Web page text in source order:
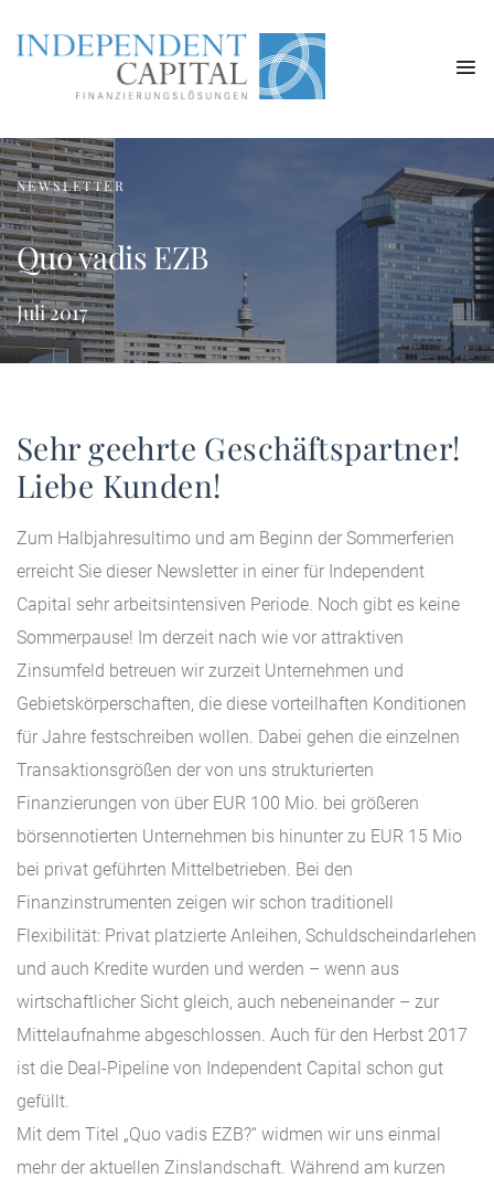
NEWSLETTER
Quo vadis EZB
Juli 2017
Sehr geehrte Geschäftspartner!
Liebe Kunden!
Zum Halbjahresultimo und am Beginn der Sommerferien
erreicht Sie dieser Newsletter in einer für Independent
Capital sehr arbeitsintensiven Periode. Noch gibt es keine
Sommerpause! Im derzeit nach wie vor attraktiven
Zinsumfeld betreuen wir zurzeit Unternehmen und
Gebietskörperschaften, die diese vorteilhaften Konditionen
für Jahre festschreiben wollen. Dabei gehen die einzelnen
Transaktionsgrößen der von uns strukturierten
Finanzierungen von über EUR 100 Mio. bei größeren
börsennotierten Unternehmen bis hinunter zu EUR 15 Mio
bei privat geführten Mittelbetrieben. Bei den
Finanzinstrumenten zeigen wir schon traditionell
Flexibilität: Privat platzierte Anleihen, Schuldscheindarlehen
und auch Kredite wurden und werden – wenn aus
wirtschaftlicher Sicht gleich, auch nebeneinander – zur
Mittelaufnahme abgeschlossen. Auch für den Herbst 2017
ist die Deal-Pipeline von Independent Capital schon gut
gefüllt.
Mit dem Titel „Quo vadis EZB?“ widmen wir uns einmal
mehr der aktuellen Zinslandschaft. Während am kurzen